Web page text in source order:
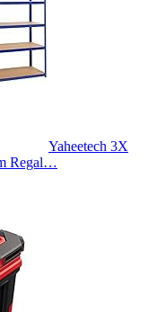
Yaheetech 3X
Regal…